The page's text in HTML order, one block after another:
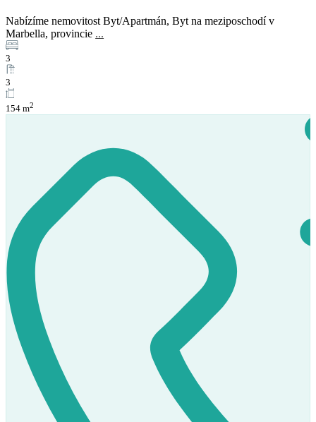
Prodej
K dispozici
Nabízíme nemovitost Byt/Apartmán, Byt na meziposchodí v
Marbella, provincie ...
3
3
154 m2